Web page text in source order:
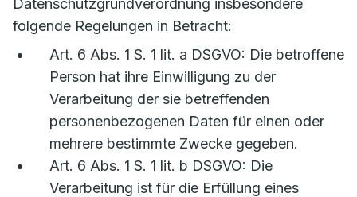
Datenschutzgrundverordnung insbesondere
folgende Regelungen in Betracht:
Art. 6 Abs. 1 S. 1 lit. a DSGVO: Die betroffene
Person hat ihre Einwilligung zu der
Verarbeitung der sie betreffenden
personenbezogenen Daten für einen oder
mehrere bestimmte Zwecke gegeben.
Art. 6 Abs. 1 S. 1 lit. b DSGVO: Die
Verarbeitung ist für die Erfüllung eines